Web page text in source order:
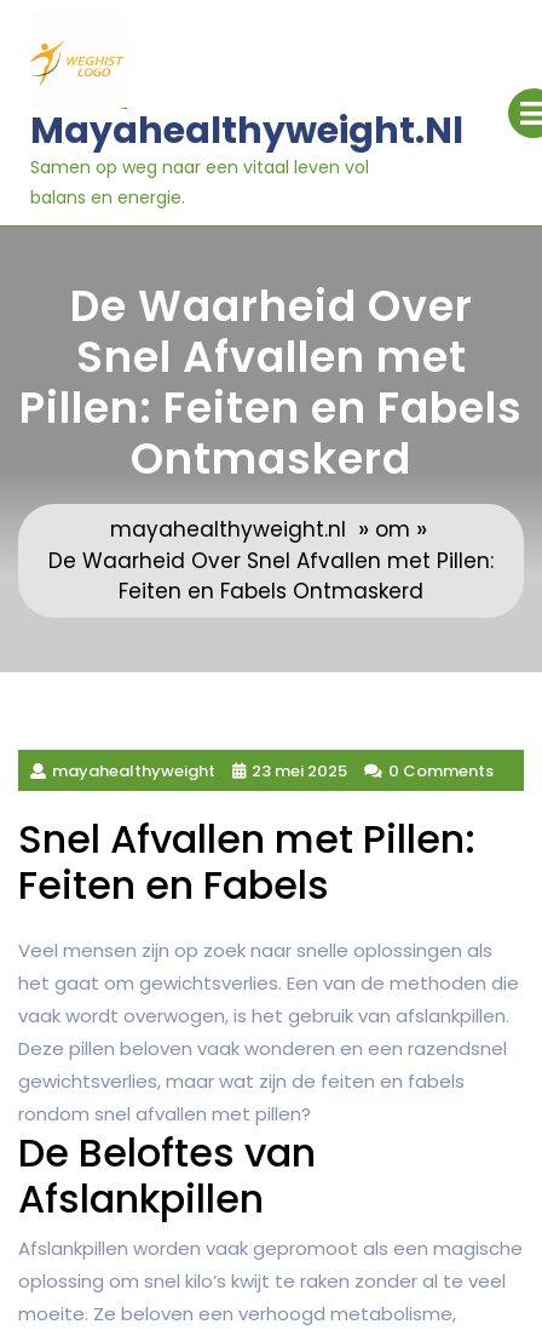
naar
inhoud
Mayahealthyweight.nl
Samen op weg naar een vitaal leven vol
balans en energie.
De Waarheid Over
Snel Afvallen met
Pillen: Feiten en Fabels
Ontmaskerd
mayahealthyweight.nl » om »
De Waarheid Over Snel Afvallen met Pillen:
Feiten en Fabels Ontmaskerd
mayahealthyweight 23 mei 2025 0 Comments
Snel Afvallen met Pillen:
Feiten en Fabels
Veel mensen zijn op zoek naar snelle oplossingen als
het gaat om gewichtsverlies. Een van de methoden die
vaak wordt overwogen, is het gebruik van afslankpillen.
Deze pillen beloven vaak wonderen en een razendsnel
gewichtsverlies, maar wat zijn de feiten en fabels
rondom snel afvallen met pillen?
De Beloftes van
Afslankpillen
Afslankpillen worden vaak gepromoot als een magische
oplossing om snel kilo’s kwijt te raken zonder al te veel
moeite. Ze beloven een verhoogd metabolisme,